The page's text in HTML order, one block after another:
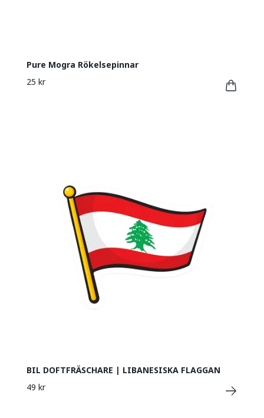
Pure Mogra Rökelsepinnar
25 kr
BIL DOFTFRÄSCHARE | LIBANESISKA FLAGGAN
49 kr